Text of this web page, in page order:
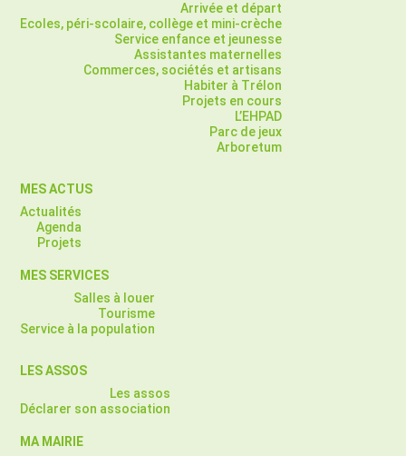
Arrivée et départ
Ecoles, péri-scolaire, collège et mini-crèche
Service enfance et jeunesse
Assistantes maternelles
Commerces, sociétés et artisans
Habiter à Trélon
Projets en cours
L’EHPAD
Parc de jeux
Arboretum
MES ACTUS
Actualités
Agenda
Projets
MES SERVICES
Salles à louer
Tourisme
Service à la population
LES ASSOS
Les assos
Déclarer son association
MA MAIRIE